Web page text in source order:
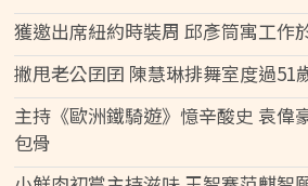
獲邀出席紐約時裝周 邱彥筒寓工作
撇甩老公囝囝 陳慧琳排舞室度過51
主持《歐洲鐵騎遊》憶辛酸史 袁偉
包骨